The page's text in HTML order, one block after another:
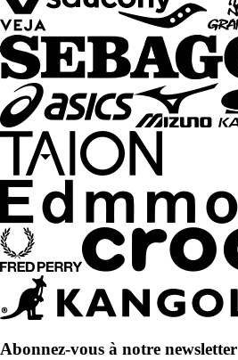
Abonnez-vous à notre newsletter